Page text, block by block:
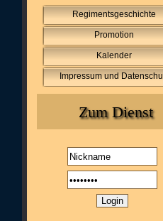
Regimentsgeschichte
Promotion
Kalender
Impressum und
Zum Dienst